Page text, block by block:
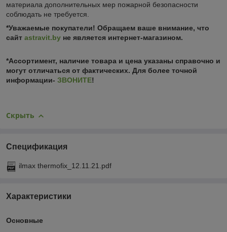
материала дополнительных мер пожарной безопасности
соблюдать не требуется.
*Уважаемые покупатели! Обращаем ваше внимание, что
сайт astravit.by не является интернет-магазином.
*Ассортимент, наличие товара и цена указаны справочно и
могут отличаться от фактических. Для более точной
информации- ЗВОНИТЕ!
Скрыть
Спецификация
ilmax thermofix_12.11.21.pdf
Характеристики
Основные